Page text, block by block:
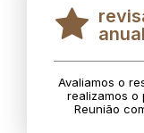
anual
Avaliamos o
realizamos o
Reunião